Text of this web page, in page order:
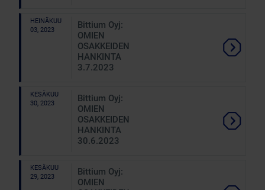
HEINÄKUU
03, 2023
Bittium Oyj:
OMIEN
OSAKKEIDEN
HANKINTA
3.7.2023
KESÄKUU
30, 2023
Bittium Oyj:
OMIEN
OSAKKEIDEN
HANKINTA
30.6.2023
KESÄKUU
29, 2023
Bittium Oyj:
OMIEN